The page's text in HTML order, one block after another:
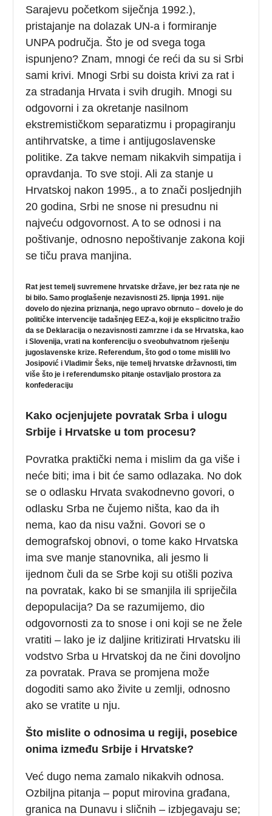
Sarajevu početkom siječnja 1992.),
pristajanje na dolazak UN-a i formiranje
UNPA područja. Što je od svega toga
ispunjeno? Znam, mnogi će reći da su si Srbi
sami krivi. Mnogi Srbi su doista krivi za rat i
za stradanja Hrvata i svih drugih. Mnogi su
odgovorni i za okretanje nasilnom
ekstremističkom separatizmu i propagiranju
antihrvatske, a time i antijugoslavenske
politike. Za takve nemam nikakvih simpatija i
opravdanja. To sve stoji. Ali za stanje u
Hrvatskoj nakon 1995., a to znači posljednjih
20 godina, Srbi ne snose ni presudnu ni
najveću odgovornost. A to se odnosi i na
poštivanje, odnosno nepoštivanje zakona koji
se tiču prava manjina.
Rat jest temelj suvremene hrvatske države, jer bez rata nje ne
bi bilo. Samo proglašenje nezavisnosti 25. lipnja 1991. nije
dovelo do njezina priznanja, nego upravo obrnuto – dovelo je do
političke intervencije tadašnjeg EEZ-a, koji je eksplicitno tražio
da se Deklaracija o nezavisnosti zamrzne i da se Hrvatska, kao
i Slovenija, vrati na konferenciju o sveobuhvatnom rješenju
jugoslavenske krize. Referendum, što god o tome mislili Ivo
Josipović i Vladimir Šeks, nije temelj hrvatske državnosti, tim
više što je i referendumsko pitanje ostavljalo prostora za
konfederaciju
Kako ocjenjujete povratak Srba i ulogu
Srbije i Hrvatske u tom procesu?
Povratka praktički nema i mislim da ga više i
neće biti; ima i bit će samo odlazaka. No dok
se o odlasku Hrvata svakodnevno govori, o
odlasku Srba ne čujemo ništa, kao da ih
nema, kao da nisu važni. Govori se o
demografskoj obnovi, o tome kako Hrvatska
ima sve manje stanovnika, ali jesmo li
ijednom čuli da se Srbe koji su otišli poziva
na povratak, kako bi se smanjila ili spriječila
depopulacija? Da se razumijemo, dio
odgovornosti za to snose i oni koji se ne žele
vratiti – lako je iz daljine kritizirati Hrvatsku ili
vodstvo Srba u Hrvatskoj da ne čini dovoljno
za povratak. Prava se promjena može
dogoditi samo ako živite u zemlji, odnosno
ako se vratite u nju.
Što mislite o odnosima u regiji, posebice
onima između Srbije i Hrvatske?
Već dugo nema zamalo nikakvih odnosa.
Ozbiljna pitanja – poput mirovina građana,
granica na Dunavu i sličnih – izbjegavaju se;